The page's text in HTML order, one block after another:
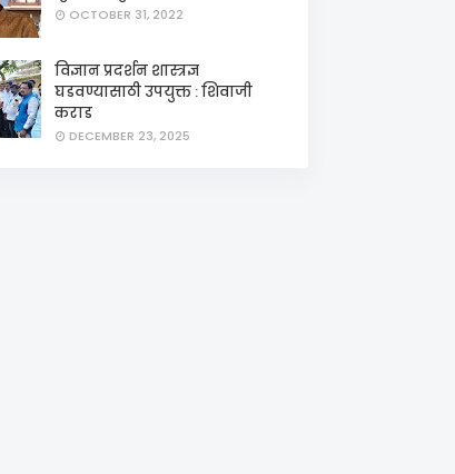
OCTOBER 31, 2022
विज्ञान प्रदर्शन शास्त्रज्ञ
घडवण्यासाठी उपयुक्त : शिवाजी
कराड
DECEMBER 23, 2025